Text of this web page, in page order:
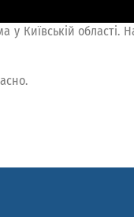
Київській області.